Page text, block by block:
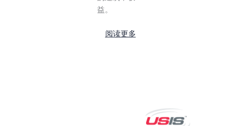
益。
阅读更多